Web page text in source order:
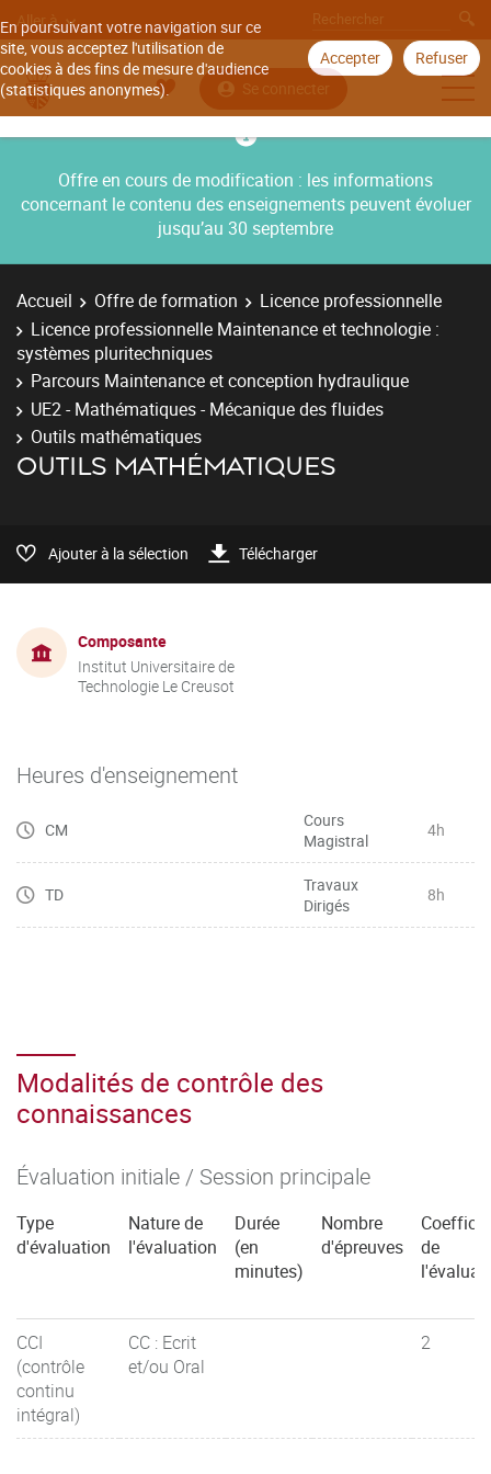
En poursuivant votre navigation sur ce
site, vous acceptez l'utilisation de
cookies à des fins de mesure d'audience
(statistiques anonymes).
Accepter Refuser
Aller à
Se connecter
Offre en cours de modification : les informations
concernant le contenu des enseignements peuvent évoluer
jusqu’au 30 septembre
Accueil Offre de formation
Licence professionnelle
Licence professionnelle Maintenance et technologie :
systèmes pluritechniques
Parcours Maintenance et conception hydraulique
UE2 - Mathématiques - Mécanique des fluides
Outils mathématiques
OUTILS MATHÉMATIQUES
Ajouter à la sélection Télécharger
Composante
Institut Universitaire de
Technologie Le Creusot
Heures d'enseignement
CM
Cours
Magistral
4h
TD
Travaux
Dirigés
8h
Modalités de contrôle des
connaissances
Évaluation initiale / Session principale
Type
d'évaluation
Nature de
l'évaluation
Durée
(en
minutes)
Nombre
d'épreuves
de
CCI
(contrôle
continu
intégral)
CC : Ecrit
et/ou Oral
2